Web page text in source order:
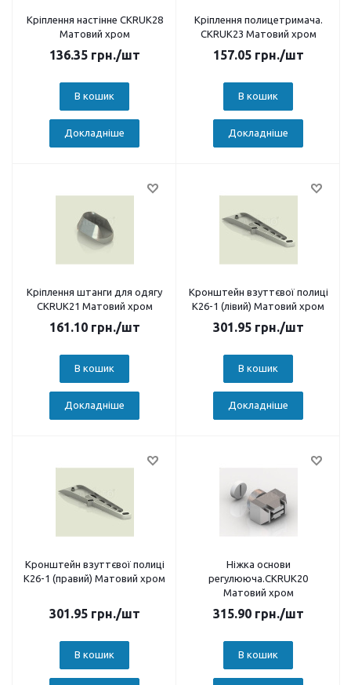
Кріплення настінне CKRUК28
Матовий хром
136.35грн./шт
В кошик
Докладніше
Кріплення полицетримача.
CKRUК23 Матовий хром
157.05грн./шт
В кошик
Докладніше
Кріплення штанги для одягу
CKRUК21 Матовий хром
161.10грн./шт
В кошик
Докладніше
Кронштейн взуттєвої полиці
К26-1 (лівий) Матовий хром
301.95грн./шт
В кошик
Докладніше
Кронштейн взуттєвої полиці
К26-1 (правий) Матовий хром
301.95грн./шт
В кошик
Ніжка основи
регулююча.CKRUК20
Матовий хром
315.90грн./шт
В кошик